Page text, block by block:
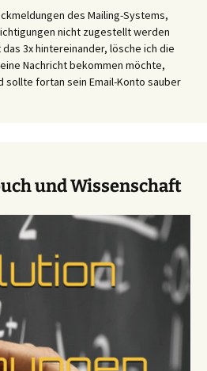
des Mailing-Systems,
nicht zugestellt werden
3x hintereinander, lösche ich die
Nachricht bekommen möchte,
sollte fortan sein Email-Konto sauber
und Wissenschaft